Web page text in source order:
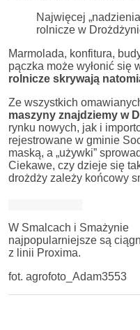
Najwięcej
rolnicze w
Marmolada, konfitura,
pączka może wyłonić się
rolnicze skrywają
Ze wszystkich
maszyny znajdziemy w
rynku nowych, jak i
rejestrowane w gminie
maską, a „używki”
Ciekawe, czy dzieje się
drożdży zależy końcowy
W Smalcach i Smażynie
najpopularniejsze są
z linii Proxima.
fot. agrofoto_Adam3553